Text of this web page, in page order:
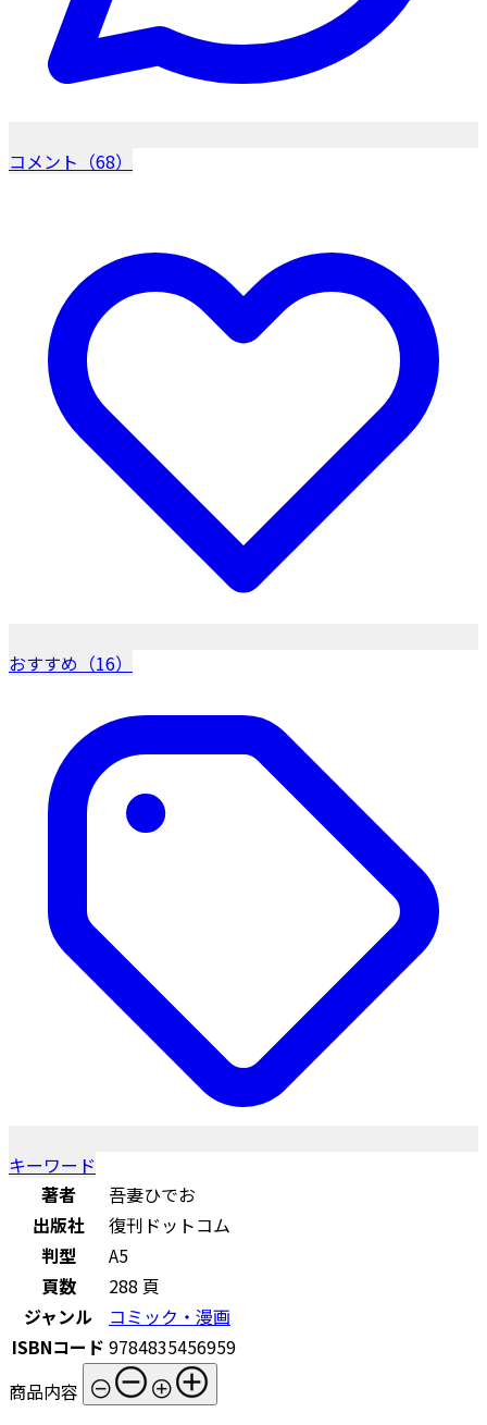
コメント（68）
おすすめ（16）
キーワード
著者
吾妻ひでお
出版社
復刊ドットコム
判型
A5
頁数
288 頁
ジャンル
コミック・漫画
ISBNコード 9784835456959
商品内容